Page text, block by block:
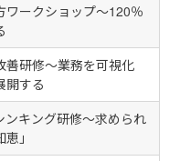
ワークショップ～120％
善研修～業務を可視化
開する
ンキング研修～求められ
」